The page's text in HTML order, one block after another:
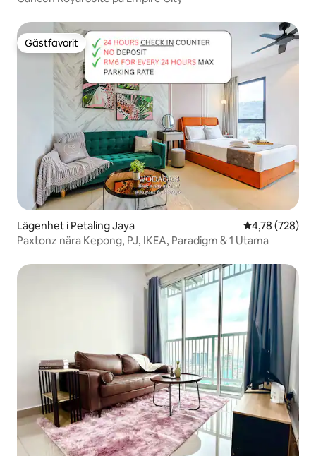
Gästfavorit
Gästfavorit
Lägenhet i Petaling Jaya 4,78 av 5 i
4,78 (728)
Paxtonz nära Kepong, PJ, IKEA, Paradigm & 1 Utama